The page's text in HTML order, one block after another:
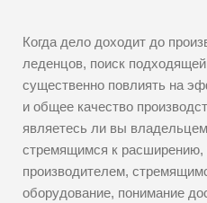
Когда дело доходит до
леденцов, поиск
существенно повлиять на
и общее качество
являетесь ли вы
стремящимся к расширению,
производителем,
оборудование, понимание